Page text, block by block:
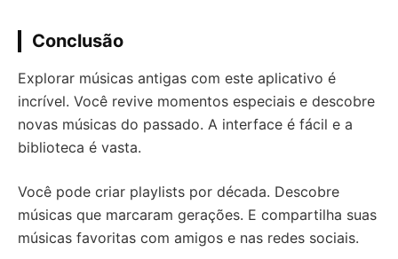
Conclusão
Explorar músicas antigas com este aplicativo é
incrível. Você revive momentos especiais e descobre
novas músicas do passado. A interface é fácil e a
biblioteca é vasta.
Você pode criar playlists por década. Descobre
músicas que marcaram gerações. E compartilha suas
músicas favoritas com amigos e nas redes sociais.